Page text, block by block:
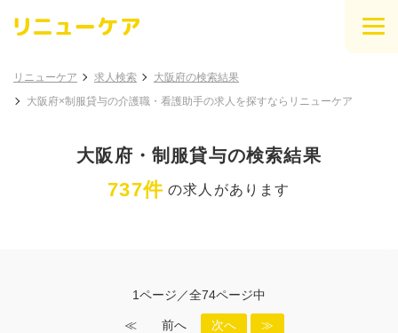
リニューケア 求人検索
大阪府の検索結果
大阪府×制服貸与の介護職・看護助手の求人を探すならリニューケア
大阪府・制服貸与の検索結果
737件 の求人があります
1ページ／全74ページ中
≪ 前へ 次へ ≫